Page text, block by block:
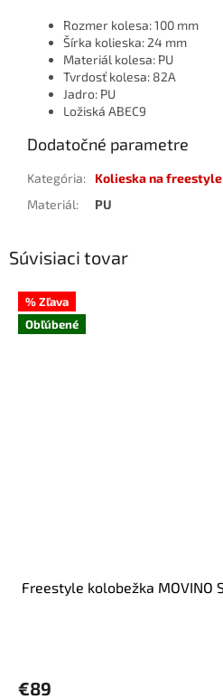
Rozmer kolesa: 100 mm
Šírka kolieska: 24 mm
Materiál kolesa: PU
Tvrdosť kolesa: 82A
Jadro: PU
Ložiská ABEC9
Dodatočné parametre
Kategória:
Kolieska na
Materiál: PU
Súvisiaci tovar
% Zľava
Obľúbené
Freestyle kolobežka MOVINO
€89